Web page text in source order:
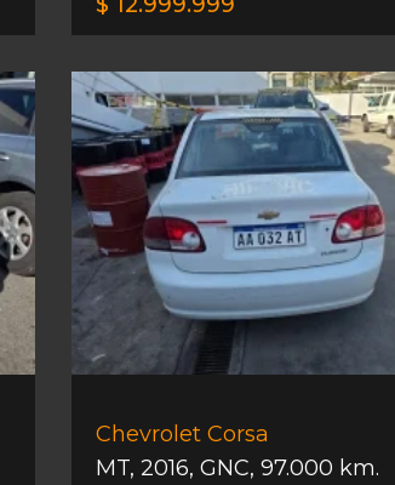
Chevrolet Corsa
MT, 2016, GNC, 97.000 km.